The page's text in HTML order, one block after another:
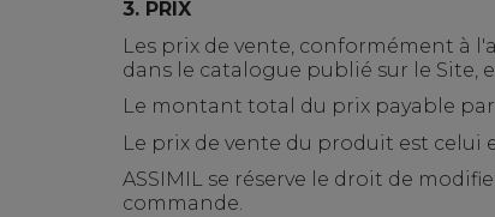
3. PRIX
Les prix de vente, conformément à
dans le catalogue publié sur le Site,
Le montant total du prix payable
Le prix de vente du produit est celui
ASSIMIL se réserve le droit de
commande.